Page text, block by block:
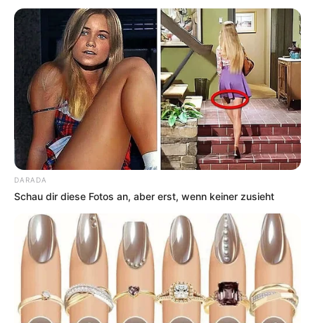
DARADA
Schau dir diese Fotos an, aber erst, wenn keiner zusieht